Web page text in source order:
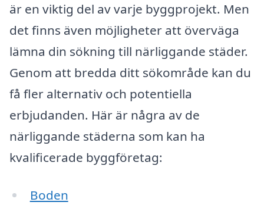
är en viktig del av varje byggprojekt. Men
det finns även möjligheter att överväga
lämna din sökning till närliggande städer.
Genom att bredda ditt sökområde kan du
få fler alternativ och potentiella
erbjudanden. Här är några av de
närliggande städerna som kan ha
kvalificerade byggföretag:
Boden